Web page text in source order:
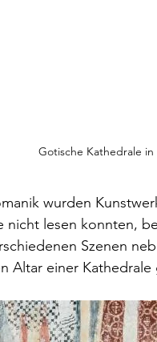
Gotische Kathedrale in
wurden
nicht lesen konnten,
Szenen
Altar einer